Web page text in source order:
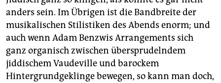
anders sein. Im Übrigen ist die Bandbreite der
musikalischen Stilistiken des Abends enorm; und
auch wenn Adam Benzwis Arrangements sich
ganz organisch zwischen übersprudelndem
jiddischem Vaudeville und barockem
Hintergrundgeklinge bewegen, so kann man doch,